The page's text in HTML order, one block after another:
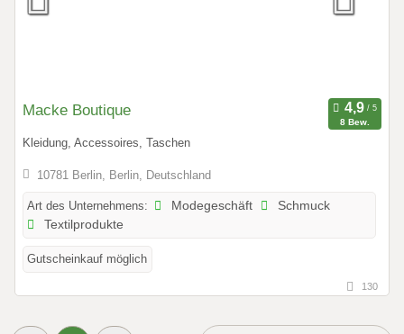
Macke Boutique
8 Bew.
Kleidung, Accessoires, Taschen
10781 Berlin, Berlin, Deutschland
Art des Unternehmens: Modegeschäft
Schmuck
Textilprodukte
Gutscheinkauf möglich
130